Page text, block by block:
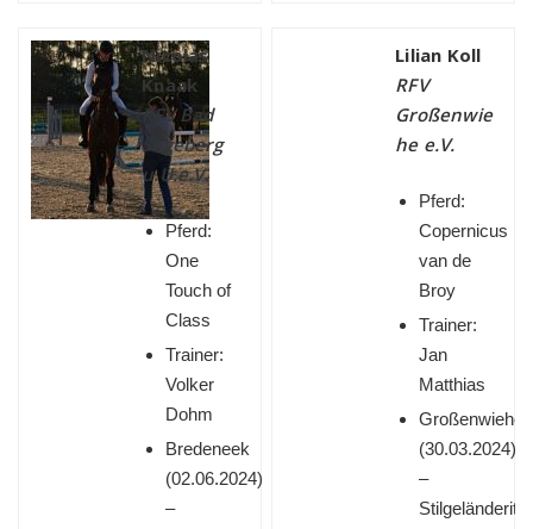
Nicolas
Knaak
RFV Bad
Segeberg
u.U.e.V.
Pferd:
One
Touch of
Class
Trainer:
Volker
Dohm
Bredeneek
(02.06.2024)
–
Lilian Koll
RFV
Großenwie
he e.V.
Pferd:
Copernicus
van de
Broy
Trainer:
Jan
Matthias
Großenwiehe
(30.03.2024)
–
Stilgeländeritt